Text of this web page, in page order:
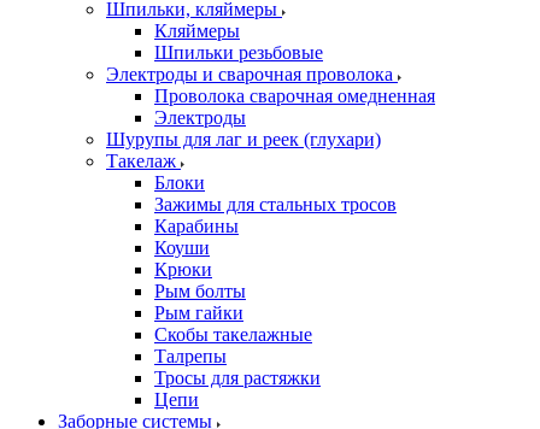
Шпильки, кляймеры
Кляймеры
Шпильки резьбовые
Электроды и сварочная проволока
Проволока сварочная омедненная
Электроды
Шурупы для лаг и реек (глухари)
Такелаж
Блоки
Зажимы для стальных тросов
Карабины
Коуши
Крюки
Рым болты
Рым гайки
Скобы такелажные
Талрепы
Тросы для растяжки
Цепи
Заборные системы